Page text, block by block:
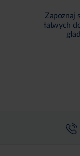
Zapoznaj
łatwych